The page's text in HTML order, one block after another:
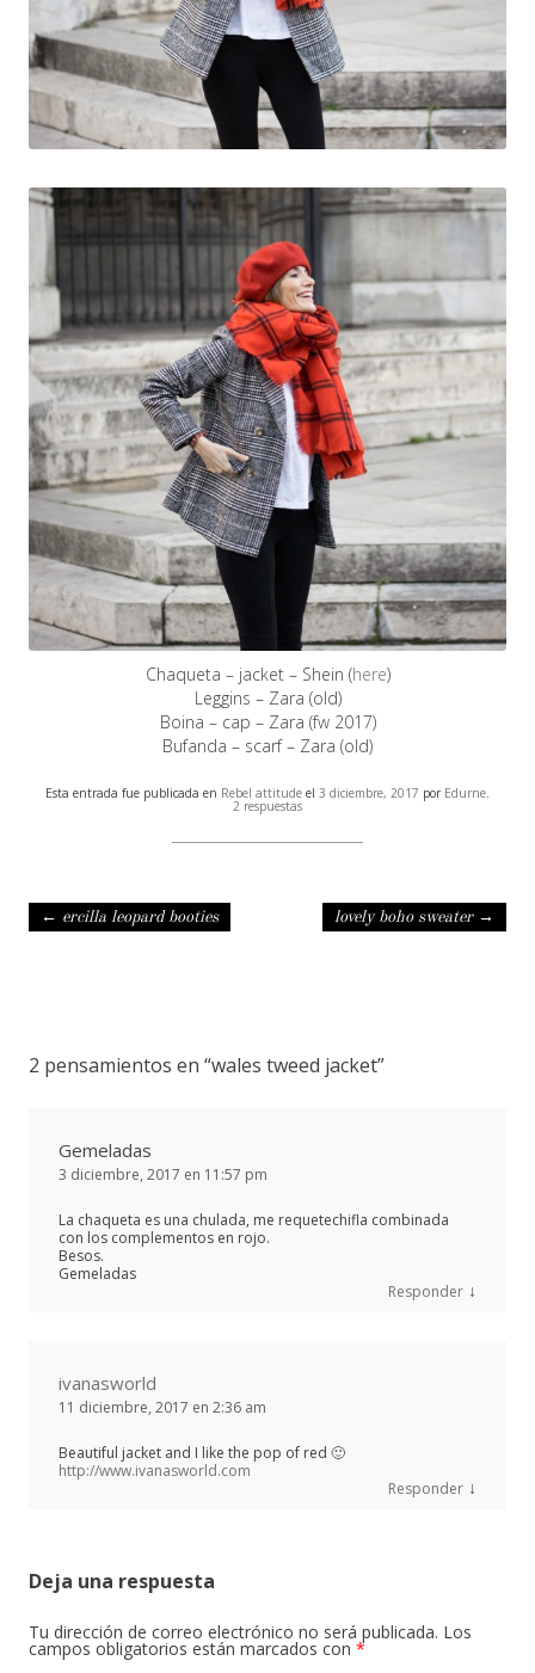
Chaqueta – jacket – Shein (here)
Leggins – Zara (old)
Boina – cap – Zara (fw 2017)
Bufanda – scarf – Zara (old)
Esta entrada fue publicada en Rebel attitude el 3 diciembre, 2017 por Edurne.
2 respuestas
Navegación de entradas
← ercilla leopard booties lovely boho sweater →
2 pensamientos en “wales tweed jacket”
Gemeladas
3 diciembre, 2017 en 11:57 pm
La chaqueta es una chulada, me requetechifla combinada
con los complementos en rojo.
Besos.
Gemeladas
Responder ↓
ivanasworld
11 diciembre, 2017 en 2:36 am
Beautiful jacket and I like the pop of red 🙂
http://www.ivanasworld.com
Responder ↓
Deja una respuesta
Tu dirección de correo electrónico no será publicada. Los
campos obligatorios están marcados con *